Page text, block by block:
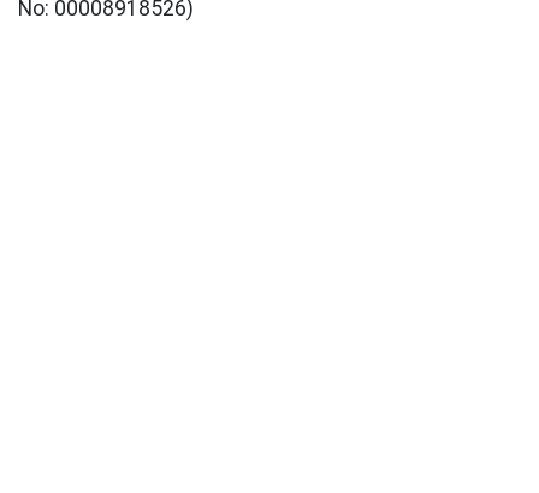
No: 00008918526)